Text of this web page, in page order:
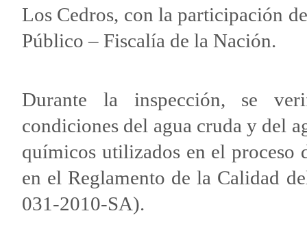
Los Cedros, con la participación
Público – Fiscalía de la Nación.
Durante la inspección, se
condiciones del agua cruda y del
químicos utilizados en el proceso
en el Reglamento de la Calidad
031-2010-SA).